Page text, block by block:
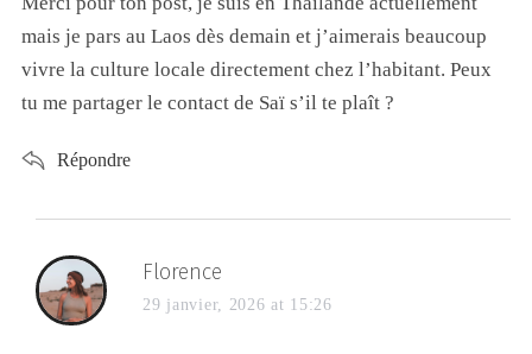
mais je pars au Laos dès demain et j’aimerais beaucoup
vivre la culture locale directement chez l’habitant. Peux
tu me partager le contact de Saï s’il te plaît ?
Répondre
Florence
29 janvier, 2026 at 15:26